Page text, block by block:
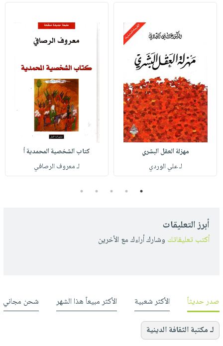
مهزلة العقل البشري
لـ علي الوردي
كتاب الشخصية المحمدية أ
لـ معروف الرصافي
1
2
3
4
5
أبرز التعليقات
أكتب تعليقاتك وشارك أراءك مع الأخرين
صدر حديثاً الأكثر شعبية الأكثر مبيعاً هذا الشهر شحن مجاني
لـ مكتبة الثقافة الدينية